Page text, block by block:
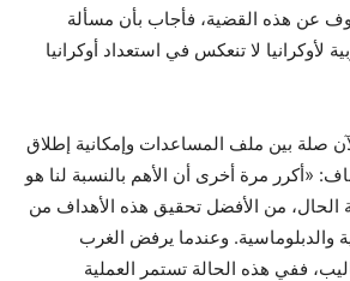
عن هذه القضية، فأجاب بأن مسألة
لأوكرانيا لا تنعكس في استعداد أوكرانيا
صلة بين ملف المساعدات وإمكانية إطلاق
«أكرر مرة أخرى أن الأهم بالنسبة لنا هو
الحال، من الأفضل تحقيق هذه الأهداف من
والدبلوماسية. وعندما يرفض الغرب
ففي هذه الحالة تستمر العملية